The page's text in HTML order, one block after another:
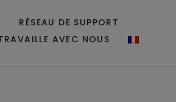
RÉSEAU DE SUPPORT
AVEC NOUS